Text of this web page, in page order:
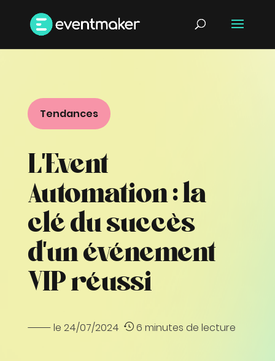
Tendances
L’Event
Automation : la
clé du succès
d’un événement
VIP réussi
le 24/07/2024 6 minutes de lecture